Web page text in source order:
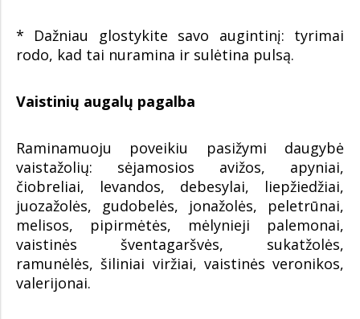
* Dažniau glostykite savo augintinį: tyrimai
rodo, kad tai nuramina ir sulėtina pulsą.
Vaistinių augalų pagalba
Raminamuoju poveikiu pasižymi daugybė
vaistažolių: sėjamosios avižos, apyniai,
čiobreliai, levandos, debesylai, liepžiedžiai,
juozažolės, gudobelės, jonažolės, peletrūnai,
melisos, pipirmėtės, mėlynieji palemonai,
vaistinės šventagaršvės, sukatžolės,
ramunėlės, šiliniai viržiai, vaistinės veronikos,
valerijonai.